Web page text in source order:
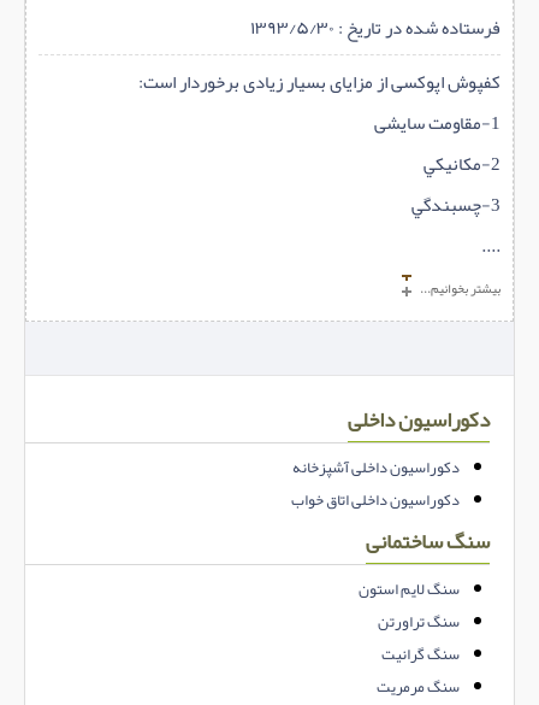
فرستاده شده در تاریخ : ۱۳۹۳/۵/۳۰
کفپوش اپوکسی از مزایای بسیار زیادی برخوردار است:
1-مقاومت سایشی
2-مكانيكي
3-چسبندگي
....
بیشتر بخوانیم...
دکوراسیون داخلی
دکوراسیون داخلی آشپزخانه
دکوراسیون داخلی اتاق خواب
سنگ ساختمانی
سنگ لایم استون
سنگ تراورتن
سنگ گرانیت
سنگ مرمریت